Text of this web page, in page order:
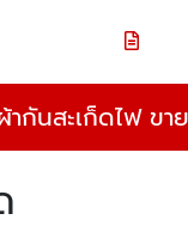
ากันสะเก็ดไฟ ข